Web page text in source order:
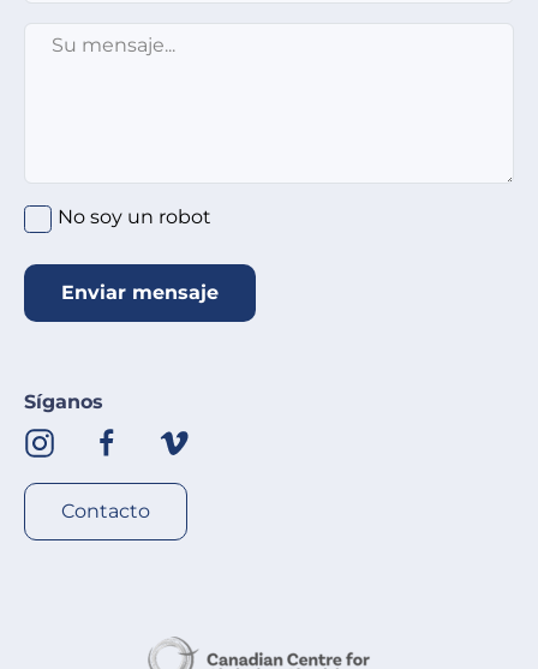
Su mensaje
No soy un robot
Enviar mensaje
Síganos
Contacto